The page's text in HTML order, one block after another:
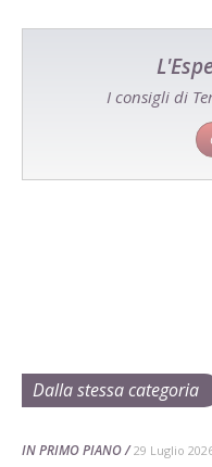
I consigli di
Dalla stessa categoria
IN PRIMO PIANO 29 Luglio